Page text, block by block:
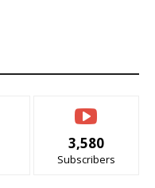
3,580
Subscribers